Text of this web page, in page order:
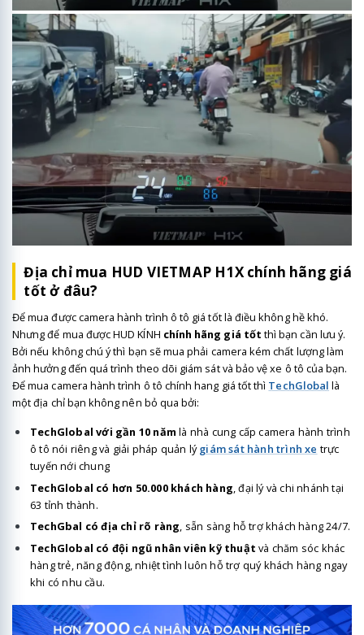
Địa chỉ mua HUD VIETMAP H1X chính hãng giá
tốt ở đâu?
Để mua được camera hành trình ô tô giá tốt là điều không hề khó.
Nhưng để mua được HUD KÍNH chính hãng giá tốt thì bạn cần lưu ý.
Bởi nếu không chú ý thì bạn sẽ mua phải camera kém chất lượng làm
ảnh hưởng đến quá trình theo dõi giám sát và bảo vệ xe ô tô của bạn.
Để mua camera hành trình ô tô chính hang giá tốt thì TechGlobal là
một địa chỉ bạn không nên bỏ qua bởi:
TechGlobal với gần 10 năm là nhà cung cấp camera hành trình
ô tô nói riêng và giải pháp quản lýgiám sát hành trình xe trực
tuyến nới chung
TechGlobal có hơn 50.000 khách hàng , đại lý và chi nhánh tại
63 tỉnh thành.
TechGbal có địa chỉ rõ ràng, sẵn sàng hỗ trợ khách hàng 24/7.
TechGlobal có đội ngũ nhân viên kỹ thuật và chăm sóc khác
hàng trẻ, năng động, nhiệt tình luôn hỗ trợ quý khách hàng ngay
khi có nhu cầu.